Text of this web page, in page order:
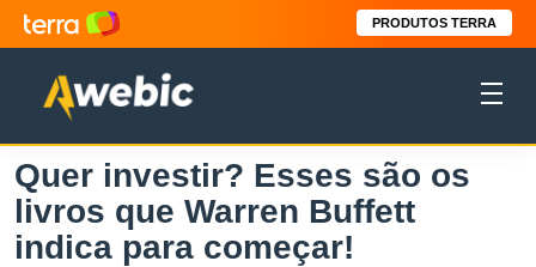
PRODUTOS TERRA
Quer investir? Esses são os
livros que Warren Buffett
indica para começar!